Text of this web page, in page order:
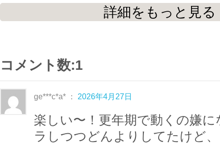
ではの
今回は、燃焼レベル『鬼ハード級』の動
間、
滝汗必死の追いこみ系
各パート10分程度あり、しっかり燃焼
焼効果も 体力向上効果 もをバッチリ★
詳細をもっと見る
コメント数:1
ge***c*a* ： 2026年4月27日
楽しい〜！更年期で動くの嫌
ラしつつどんよりしてたけど